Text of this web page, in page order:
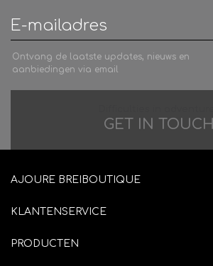
Ontvang de laatste updates, nieuws en
aanbiedingen via email
GET IN TOUCH
AJOURE BREIBOUTIQUE
KLANTENSERVICE
PRODUCTEN